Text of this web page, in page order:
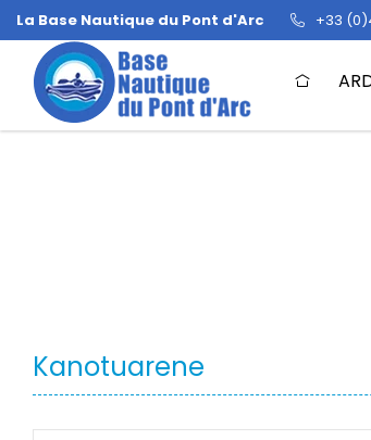
Skip
to
content
La Base Nautique du Pont d'Arc +33
Ofte stillede spørgsmål – FAQ
Kanotuarene